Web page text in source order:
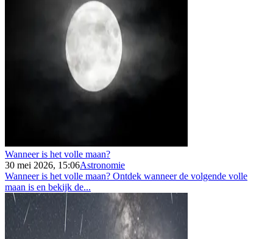
Wanneer is het volle maan?
30 mei 2026, 15:06Astronomie
Wanneer is het volle maan? Ontdek wanneer de volgende volle
maan is en bekijk de...